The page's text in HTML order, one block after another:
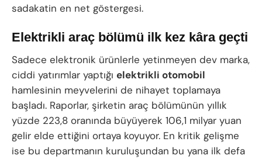
sadakatin en net göstergesi.
Elektrikli araç bölümü ilk kez kâra geçti
Sadece elektronik ürünlerle yetinmeyen dev marka,
ciddi yatırımlar yaptığı elektrikli otomobil
hamlesinin meyvelerini de nihayet toplamaya
başladı. Raporlar, şirketin araç bölümünün yıllık
yüzde 223,8 oranında büyüyerek 106,1 milyar yuan
gelir elde ettiğini ortaya koyuyor. En kritik gelişme
ise bu departmanın kuruluşundan bu yana ilk defa